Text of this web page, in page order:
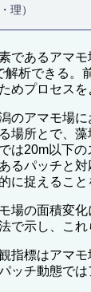
理）
であるアマ
析できる。
めプロセスを
のアマモ場
場所とで、
は20m以下
るパッチと
に捉えること
場の面積変
で示し、こ
指標はアマ
ッチ動態で